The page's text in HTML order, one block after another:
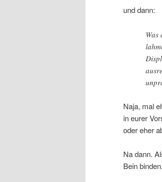
und dann:
Was
Naja, mal
in eurer
oder eher
Na dann.
Bein binden.